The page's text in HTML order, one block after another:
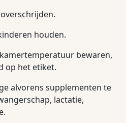
houden.
bewaren,
op het etiket.
alvorens supplementen te
lactatie,